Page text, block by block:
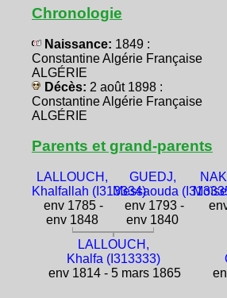
Chronologie
Naissance: 1849 :
Constantine Algérie Française
ALGÉRIE
Décès: 2 août 1898 :
Constantine Algérie Française
ALGÉRIE
Parents et grand-parents
LALLOUCH,
Khalfallah (I313334)
env 1785 -
env 1848
GUEDJ,
Messaouda
env 1793 -
env 1840
LALLOUCH,
Khalfa (I313333)
env 1814 - 5 mars 1865